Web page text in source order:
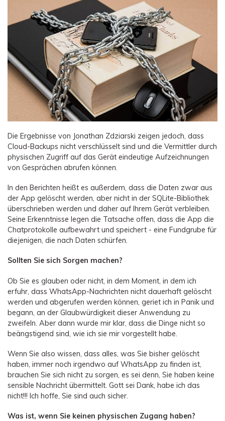
Die Ergebnisse von Jonathan Zdziarski zeigen jedoch, dass
Cloud-Backups nicht verschlüsselt sind und die Vermittler durch
physischen Zugriff auf das Gerät eindeutige Aufzeichnungen
von Gesprächen abrufen können.
In den Berichten heißt es außerdem, dass die Daten zwar aus
der App gelöscht werden, aber nicht in der SQLite-Bibliothek
überschrieben werden und daher auf Ihrem Gerät verbleiben.
Seine Erkenntnisse legen die Tatsache offen, dass die App die
Chatprotokolle aufbewahrt und speichert - eine Fundgrube für
diejenigen, die nach Daten schürfen.
Sollten Sie sich Sorgen machen?
Ob Sie es glauben oder nicht, in dem Moment, in dem ich
erfuhr, dass WhatsApp-Nachrichten nicht dauerhaft gelöscht
werden und abgerufen werden können, geriet ich in Panik und
begann, an der Glaubwürdigkeit dieser Anwendung zu
zweifeln. Aber dann wurde mir klar, dass die Dinge nicht so
beängstigend sind, wie ich sie mir vorgestellt habe.
Wenn Sie also wissen, dass alles, was Sie bisher gelöscht
haben, immer noch irgendwo auf WhatsApp zu finden ist,
brauchen Sie sich nicht zu sorgen, es sei denn, Sie haben keine
sensible Nachricht übermittelt. Gott sei Dank, habe ich das
nicht!!! Ich hoffe, Sie sind auch sicher.
Was ist, wenn Sie keinen physischen Zugang haben?